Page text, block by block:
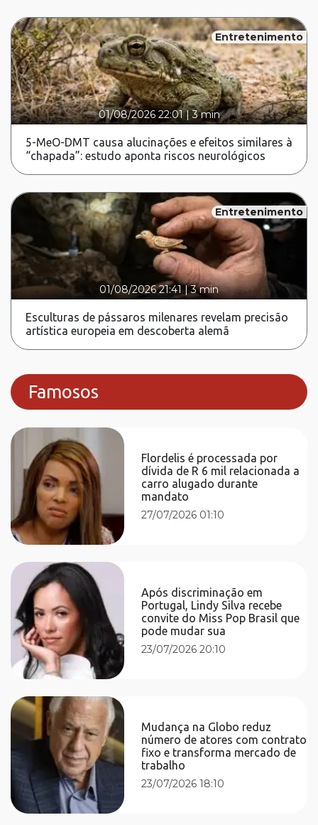
Entretenimento
01/08/2026 22:01|3 min
5-MeO-DMT causa alucinações e efeitos similares à
“chapada”: estudo aponta riscos neurológicos
Entretenimento
01/08/2026 21:41 |3 min
Esculturas de pássaros milenares revelam precisão
artística europeia em descoberta alemã
Famosos
Flordelis é processada por
dívida de R 6 mil relacionada a
carro alugado durante
mandato
27/07/2026 01:10
Após discriminação em
Portugal, Lindy Silva recebe
convite do Miss Pop Brasil que
pode mudar sua
23/07/2026 20:10
Mudança na Globo reduz
número de atores com contrato
fixo e transforma mercado de
trabalho
23/07/2026 18:10